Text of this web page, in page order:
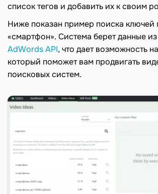
список тегов и добавить их к своим
Ниже показан пример поиска ключей
«смартфон». Система берет данные из
AdWords API, что дает возможность
который поможет вам продвигать
поисковых систем.